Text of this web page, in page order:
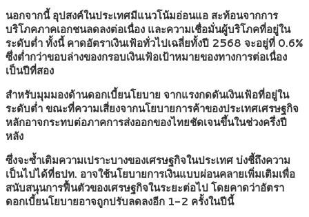
นอกจากนี้ อุปสงค์ในประเทศมีแนวโน้มอ่อนแอ สะท้อนจากการ
บริโภคภาคเอกชนลดลงต่อเนื่อง และความเชื่อมั่นผู้บริโภคที่อยู่ใน
ระดับต่ำ ทั้งนี้ คาดอัตราเงินเฟ้อทั่วไปเฉลี่ยทั้งปี 2568 จะอยู่ที่ 0.6%
ซึ่งต่ำกว่าขอบล่างของกรอบเงินเฟ้อเป้าหมายของทางการต่อเนื่อง
เป็นปีที่สอง
สำหรับมุมมองด้านดอกเบี้ยนโยบาย จากแรงกดดันเงินเฟ้อที่อยู่ใน
ระดับต่ำ ขณะที่ความเสี่ยงจากนโยบายการค้าของประเทศเศรษฐกิจ
หลักอาจกระทบต่อภาคการส่งออกของไทยชัดเจนขึ้นในช่วงครึ่งปี
หลัง
ซึ่งจะซ้ำเติมความเปราะบางของเศรษฐกิจในประเทศ บ่งชี้ถึงความ
เป็นไปได้ที่ธปท. อาจใช้นโยบายการเงินแบบผ่อนคลายเพิ่มเติมเพื่อ
สนับสนุนการฟื้นตัวของเศรษฐกิจในระยะต่อไป โดยคาดว่าอัตรา
ดอกเบี้ยนโยบายอาจถูกปรับลดลงอีก 1-2 ครั้งในปีนี้